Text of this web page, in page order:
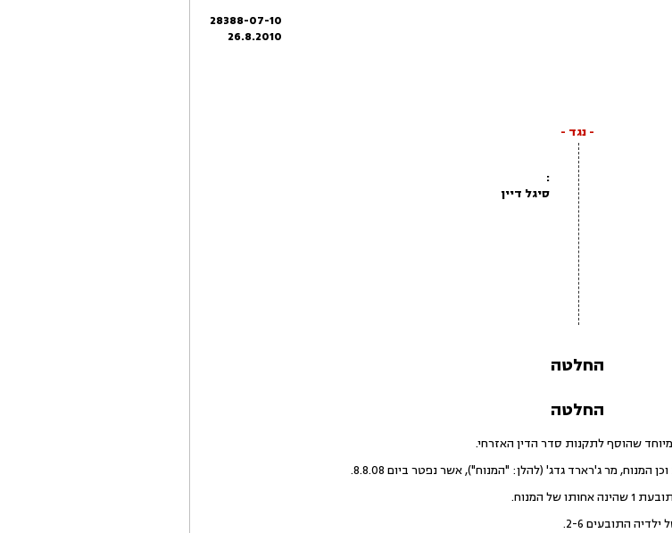
28388-07-10
26.8.2010
- נגד -
:
סיגל דיין
החלטה
החלטה